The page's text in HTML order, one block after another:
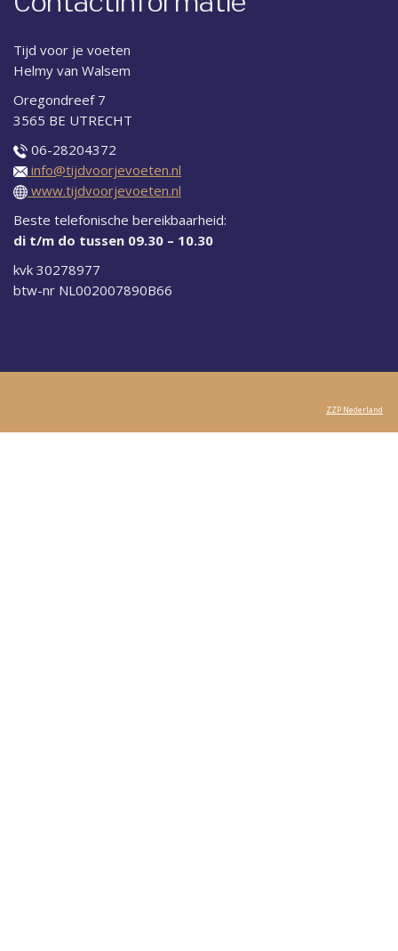
Tijd voor je voeten
Helmy van Walsem
Oregondreef 7
3565 BE UTRECHT
06-28204372
info@tijdvoorjevoeten.nl
www.tijdvoorjevoeten.nl
Beste telefonische bereikbaarheid:
di t/m do tussen 09.30 – 10.30
kvk 30278977
btw-nr NL002007890B66
ZZP Nederland